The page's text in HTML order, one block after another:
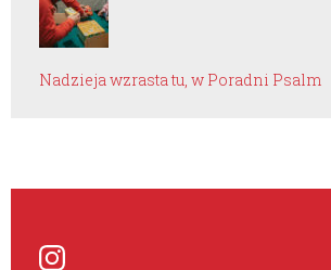
Nadzieja wzrasta tu, w Poradni Psalm